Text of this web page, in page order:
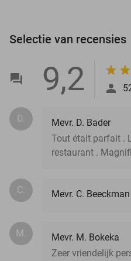
Selectie van recensies
9,2
D.
Mevr. D. Bader
Tout était parfait .
restaurant .
C. Mevr. C. Beeckman
M.
Mevr. M. Bokeka
Zeer vriendelijk